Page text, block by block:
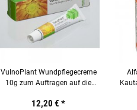
VulnoPlant Wundpflegecreme
10g zum Auftragen auf die
12,20 € *